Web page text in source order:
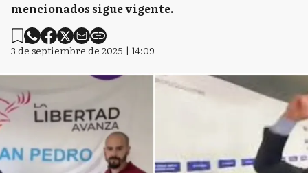
mencionados sigue vigente.
3 de septiembre de 2025 | 14:09